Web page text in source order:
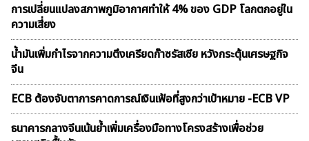
การเปลี่ยนแปลงสภาพภูมิอากาศทำให้ 4% ของ GDP โลกตกอยู่ใน
ความเสี่ยง
น้ำมันเพิ่มกำไรจากความตึงเครียดก๊าซรัสเซีย หวังกระตุ้นเศรษฐกิจ
จีน
ECB ต้องจับตาการคาดการณ์เงินเฟ้อที่สูงกว่าเป้าหมาย -ECB VP
ธนาคารกลางจีนเน้นย้ำเพิ่มเครื่องมือทางโครงสร้างเพื่อช่วย